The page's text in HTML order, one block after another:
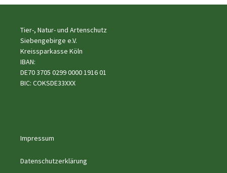
Tier-, Natur- und Artenschutz
Siebengebirge e.V.
Kreissparkasse Köln
IBAN:
DE70 3705 0299 0000 1916 01
BIC: COKSDE33XXX
Impressum
Datenschutzerklärung